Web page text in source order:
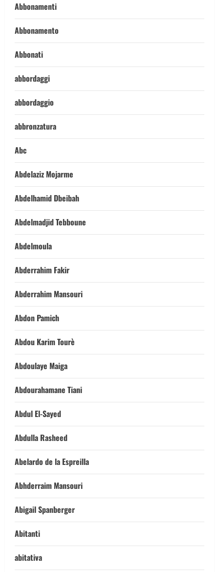
Abbonamenti
Abbonamento
Abbonati
abbordaggi
abbordaggio
abbronzatura
Abc
Abdelaziz Mojarme
Abdelhamid Dbeibah
Abdelmadjid Tebboune
Abdelmoula
Abderrahim Fakir
Abderrahim Mansouri
Abdon Pamich
Abdou Karim Tourè
Abdoulaye Maiga
Abdourahamane Tiani
Abdul El-Sayed
Abdulla Rasheed
Abelardo de la Espreilla
Abhderraim Mansouri
Abigail Spanberger
Abitanti
abitativa